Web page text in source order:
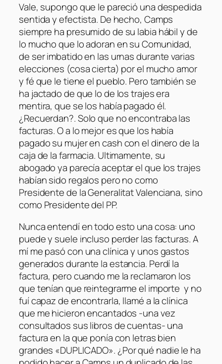
Vale, supongo que le pareció una despedida
sentida y efectista. De hecho, Camps
siempre ha presumido de su labia hábil y de
lo mucho que lo adoran en su Comunidad,
de ser imbatido en las urnas durante varias
elecciones (cosa cierta) por el mucho amor
y fé que le tiene el pueblo. Pero también se
ha jactado de que lo de los trajes era
mentira, que se los había pagado él.
¿Recuerdan?. Solo que no encontraba las
facturas. O a lo mejor es que los había
pagado su mujer en cash con el dinero de la
caja de la farmacia. Ultimamente, su
abogado ya parecía aceptar el que los trajes
habían sido regalos pero no como
Presidente de la Generalitat Valenciana, sino
como Presidente del PP.
Nunca entendí en todo esto una cosa: uno
puede y suele incluso perder las facturas. A
mí me pasó con una clínica y unos gastos
generados durante la estancia. Perdí la
factura, pero cuando me la reclamaron los
que tenían que reintegrarme el importe y no
fuí capaz de encontrarla, llamé a la clínica
que me hicieron encantados -una vez
consultados sus libros de cuentas- una
factura en la que ponía con letras bien
grandes «DUPLICADO». ¿Por qué nadie le ha